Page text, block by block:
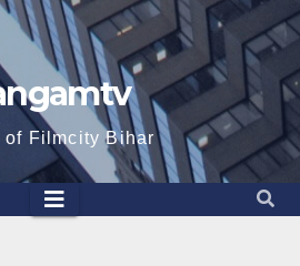
of Filmcity Bihar